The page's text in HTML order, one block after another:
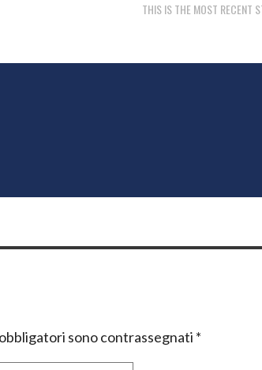
THIS IS THE MOST RECENT
sono contrassegnati *